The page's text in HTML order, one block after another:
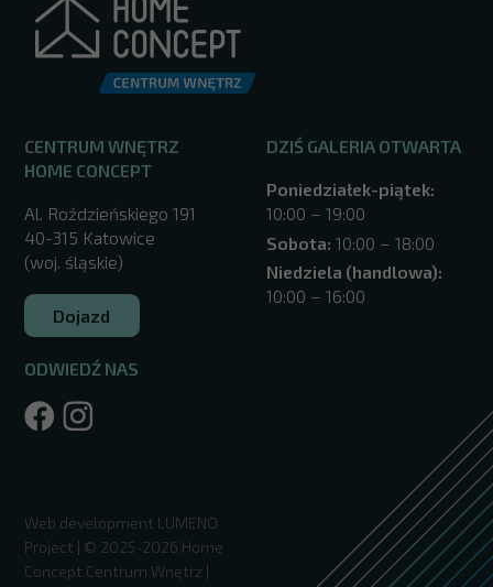
CENTRUM WNĘTRZ
HOME CONCEPT
Al. Roździeńskiego 191
40-315 Katowice
(woj. śląskie)
Dojazd
ODWIEDŹ NAS
DZIŚ GALERIA OTWARTA
Poniedziałek-piątek:
10:00 – 19:00
Sobota: 10:00 – 18:00
Niedziela (handlowa):
10:00 – 16:00
Web development LUMENO
Project | © 2025-2026 Home
Concept Centrum Wnętrz |